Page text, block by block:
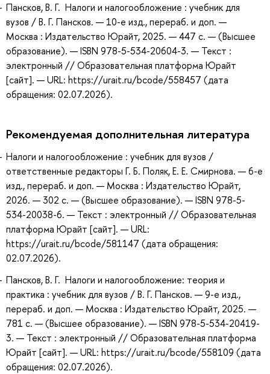
Пансков, В. Г. Налоги и налогообложение : учебник для
вузов / В. Г. Пансков. — 10-е изд., перераб. и доп. —
Москва : Издательство Юрайт, 2025. — 447 с. — (Высшее
образование). — ISBN 978-5-534-20604-3. — Текст :
электронный // Образовательная платформа Юрайт
[сайт]. — URL: https://urait.ru/bcode/558457 (дата
обращения: 02.07.2026).
Рекомендуемая дополнительная литература
Налоги и налогообложение : учебник для вузов /
ответственные редакторы Г. Б. Поляк, Е. Е. Смирнова. — 6-е
изд., перераб. и доп. — Москва : Издательство Юрайт,
2026. — 302 с. — (Высшее образование). — ISBN 978-5-
534-20038-6. — Текст : электронный // Образовательная
платформа Юрайт [сайт]. — URL:
https://urait.ru/bcode/581147 (дата обращения:
02.07.2026).
Пансков, В. Г. Налоги и налогообложение: теория и
практика : учебник для вузов / В. Г. Пансков. — 9-е изд.,
перераб. и доп. — Москва : Издательство Юрайт, 2025. —
781 с. — (Высшее образование). — ISBN 978-5-534-20419-
3. — Текст : электронный // Образовательная платформа
Юрайт [сайт]. — URL: https://urait.ru/bcode/558109 (дата
обращения: 02.07.2026).